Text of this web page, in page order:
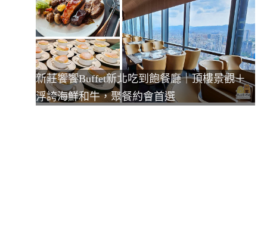
新莊饗饗Buffet新北吃到飽餐廳｜頂樓景觀＋
浮誇海鮮和牛，聚餐約會首選